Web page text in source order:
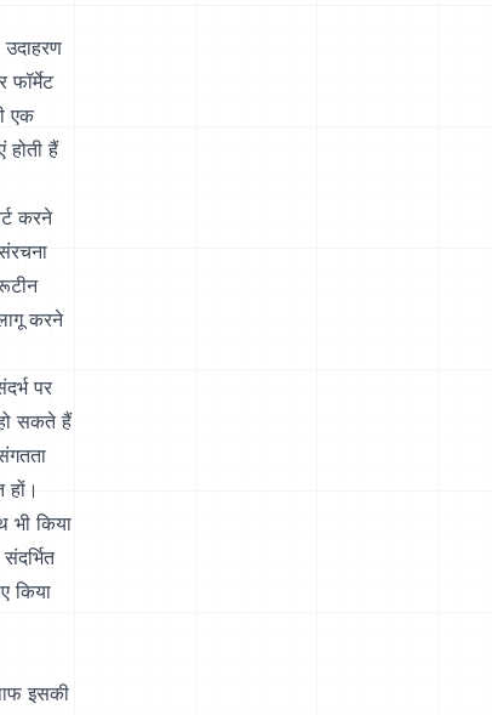
एक
हैं
करने
करने
पर
सकते हैं
किया
किया
इसकी